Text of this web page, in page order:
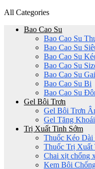
All Categories
Bao Cao Su
Bao Cao Su
Bao Cao Su
Bao Cao Su
Bao Cao Su
Bao Cao Su Gai
Bao Cao Su Bi
Bao Cao Su
Gel Bôi Trơn
Gel Bôi Trơn
Gel Tăng
Trị Xuất Tinh Sớm
Thuốc Kéo Dài
Thuốc Trị Xuất
Chai xịt chống
Kem Bôi